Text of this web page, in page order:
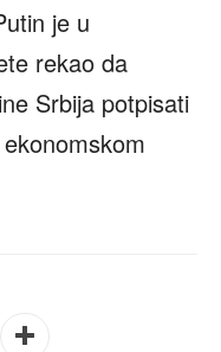
je u
rekao da
Srbija potpisati